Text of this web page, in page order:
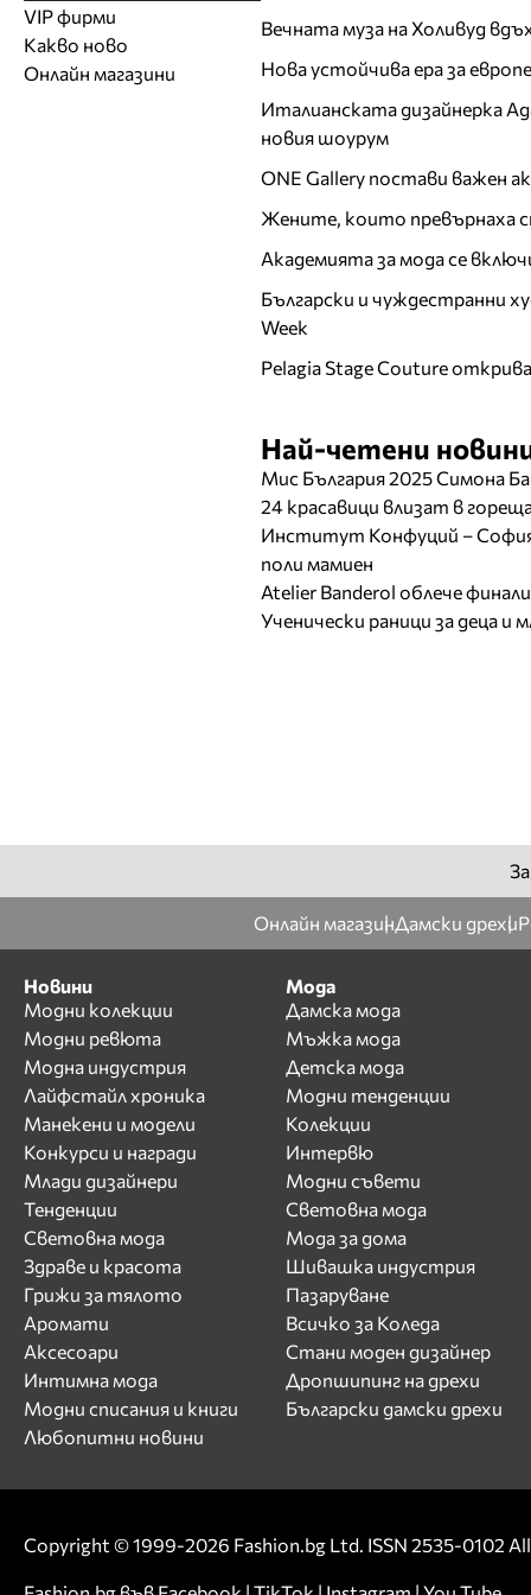
Вечната муза на Холивуд
Нова устойчива ера за
Италианската дизайнерка
новия шоурум
ONE Gallery постави важен
Жените, които превърнаха
Академията за мода се
Български и чуждестранни
Week
Pelagia Stage Couture
Най-четени
Мис България 2025 Симона
24 красавици влизат в
Институт Конфуций –
поли мамиен
Atelier Banderol облече
Ученически раници за деца и
Бански костюми
Модни дизайнери
Бутици
Обувки
Други аксесоари
Солариуми
Фитнес и здраве
Работа на ишлеме
CAD/CAM услуги
Модели
Образователни
Модни списания
Сватбени агенции
Магазини за дрехи
Магазини за обувки
Магазини за aксесоари
VIP фирми
Какво ново
Онлайн магазини
Онлайн магазинДамски дрехи
Новини
Модни колекции
Модни ревюта
Модна индустрия
Лайфстайл хроника
Манекени и модели
Конкурси и награди
Млади дизайнери
Тенденции
Световна мода
Здраве и красота
Грижи за тялото
Аромати
Аксесоари
Интимна мода
Модни списания и книги
Любопитни новини
Мода
Дамска мода
Мъжка мода
Детска мода
Модни тенденции
Колекции
Интервю
Модни съвети
Световна мода
Мода за дома
Шивашка индустрия
Пазаруване
Всичко за Коледа
Стани моден дизайнер
Дропшипинг на дрехи
Български дамски дрехи
Copyright © 1999-2026 Fashion.bg Ltd. ISSN 2535-0102